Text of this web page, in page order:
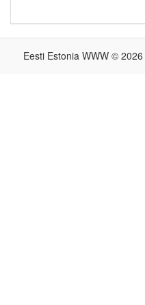
Eesti Estonia WWW © 2026